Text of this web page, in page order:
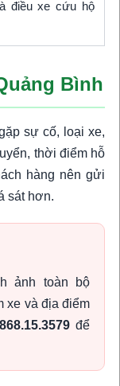
điều xe cứu hộ
Bình
sự cố, loại xe,
thời điểm hỗ
hàng nên gửi
sát hơn.
ảnh toàn bộ
xe và địa điểm
để